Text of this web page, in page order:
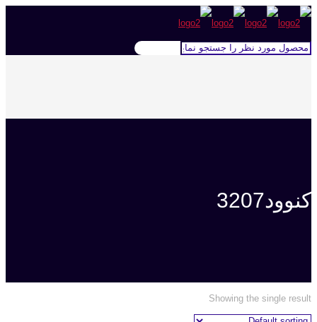
کنوود3207
Showing the single result